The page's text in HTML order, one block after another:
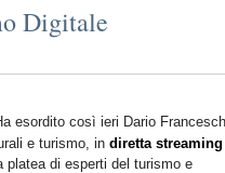
Digitale
esordito così ieri Dario
e turismo, in diretta
di esperti del turismo e